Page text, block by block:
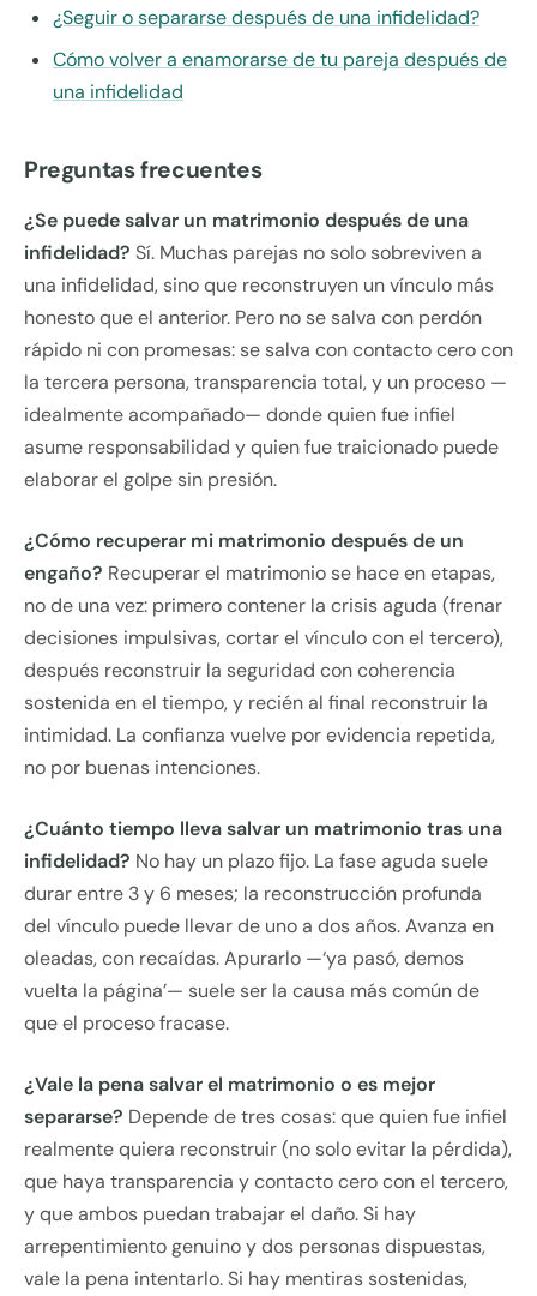
¿Seguir o separarse después de una infidelidad?
Cómo volver a enamorarse de tu pareja después de
una infidelidad
Preguntas frecuentes
¿Se puede salvar un matrimonio después de una
infidelidad? Sí. Muchas parejas no solo sobreviven a
una infidelidad, sino que reconstruyen un vínculo más
honesto que el anterior. Pero no se salva con perdón
rápido ni con promesas: se salva con contacto cero con
la tercera persona, transparencia total, y un proceso —
idealmente acompañado— donde quien fue infiel
asume responsabilidad y quien fue traicionado puede
elaborar el golpe sin presión.
¿Cómo recuperar mi matrimonio después de un
engaño? Recuperar el matrimonio se hace en etapas,
no de una vez: primero contener la crisis aguda (frenar
decisiones impulsivas, cortar el vínculo con el tercero),
después reconstruir la seguridad con coherencia
sostenida en el tiempo, y recién al final reconstruir la
intimidad. La confianza vuelve por evidencia repetida,
no por buenas intenciones.
¿Cuánto tiempo lleva salvar un matrimonio tras una
infidelidad? No hay un plazo fijo. La fase aguda suele
durar entre 3 y 6 meses; la reconstrucción profunda
del vínculo puede llevar de uno a dos años. Avanza en
oleadas, con recaídas. Apurarlo —‘ya pasó, demos
vuelta la página’— suele ser la causa más común de
que el proceso fracase.
¿Vale la pena salvar el matrimonio o es mejor
separarse? Depende de tres cosas: que quien fue infiel
realmente quiera reconstruir (no solo evitar la pérdida),
que haya transparencia y contacto cero con el tercero,
y que ambos puedan trabajar el daño. Si hay
arrepentimiento genuino y dos personas dispuestas,
vale la pena intentarlo. Si hay mentiras sostenidas,